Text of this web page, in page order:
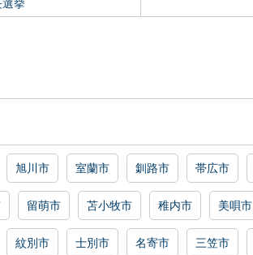
挙
旭川市 室蘭市 釧路市 帯広市
留萌市 苫小牧市 稚内市 美唄市
紋別市 士別市 名寄市 三笠市